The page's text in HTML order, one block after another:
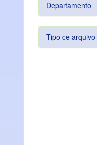
Departamento
Tipo de arquivo